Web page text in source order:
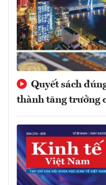
Quyết sách
thành tăng trưởng